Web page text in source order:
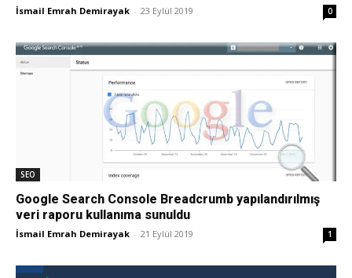
İsmail Emrah Demirayak - 23 Eylül 2019 0
SEO
Google Search Console Breadcrumb yapılandırılmış
veri raporu kullanıma sunuldu
İsmail Emrah Demirayak - 21 Eylül 2019 1